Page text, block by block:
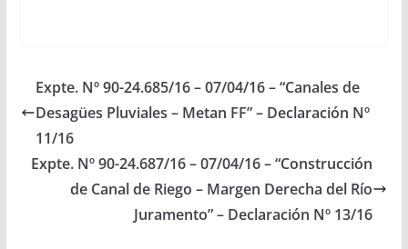
Lumbreras, Dpto.
Metan, Las Lajitas,
Dpto. Anta, total…
Expte. Nº 90-24.685/16 – 07/04/16 – “Canales de
Desagües Pluviales – Metan FF” – Declaración Nº
11/16
Expte. Nº 90-24.687/16 – 07/04/16 – “Construcción
de Canal de Riego – Margen Derecha del Río
Juramento” – Declaración Nº 13/16